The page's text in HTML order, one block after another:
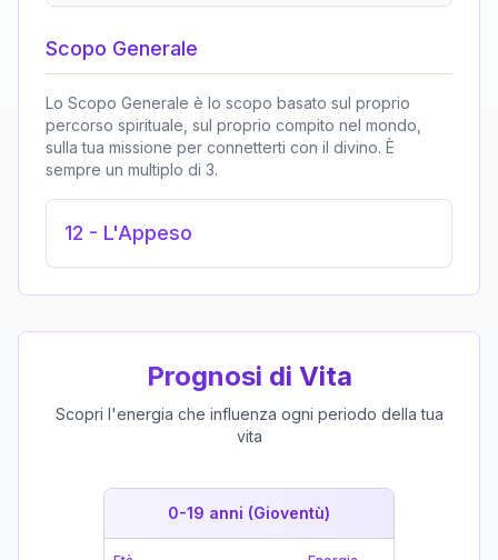
Scopo Generale
Lo Scopo Generale è lo scopo basato sul proprio
percorso spirituale, sul proprio compito nel mondo,
sulla tua missione per connetterti con il divino. È
sempre un multiplo di 3.
12 - L'Appeso
Prognosi di Vita
Scopri l'energia che influenza ogni periodo della tua
vita
0-19 anni (Gioventù)